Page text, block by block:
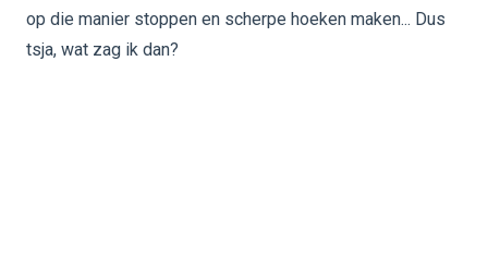
op die manier stoppen en scherpe hoeken maken... Dus
tsja, wat zag ik dan?